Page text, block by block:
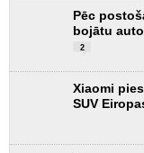
Pēc
bojātu
2
Xiaomi
SUV